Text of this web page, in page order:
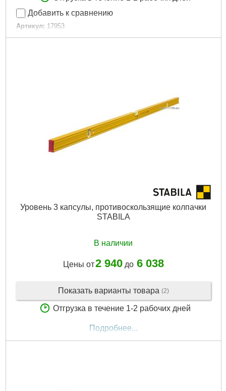
Добавить к сравнению
Артикул: 17953
Код товара: 19.27.66
Уровень 3 капсулы, противоскользящие колпачки
STABILA
В наличии
Цены от2 940до 6 038
Показать варианты товара (2)
Отгрузка в течение 1-2 рабочих дней
Подробнее...